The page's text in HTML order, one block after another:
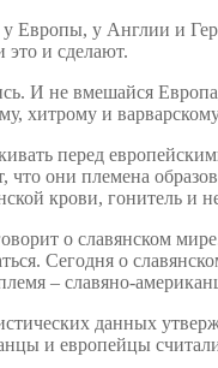
у Англии и
это и сделают.
И не вмешайся
хитрому и
перед
что они племена
крови, гонитель и
о славянском
Сегодня о
– славяно-
данных
и европейцы